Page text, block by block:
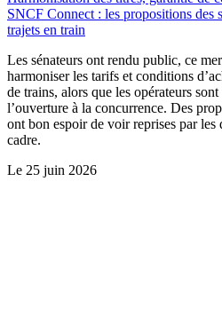
SNCF Connect : les propositions des
trajets en train
Les sénateurs ont rendu public, ce
harmoniser les tarifs et conditions
de trains, alors que les opérateurs
l’ouverture à la concurrence. Des
ont bon espoir de voir reprises par les
cadre.
Le 25 juin 2026